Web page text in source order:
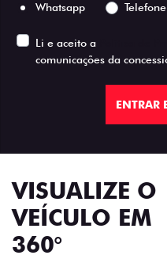
Whatsapp
Telefone
Li e aceito a
comunicações da
ENTRAR
VISUALIZE O
VEÍCULO EM
360°